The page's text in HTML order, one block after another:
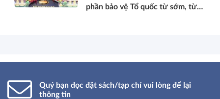
phần bảo vệ Tổ quốc từ sớm, từ
Quý bạn đọc đặt sách/tạp chí vui lòng để lại
thông tin